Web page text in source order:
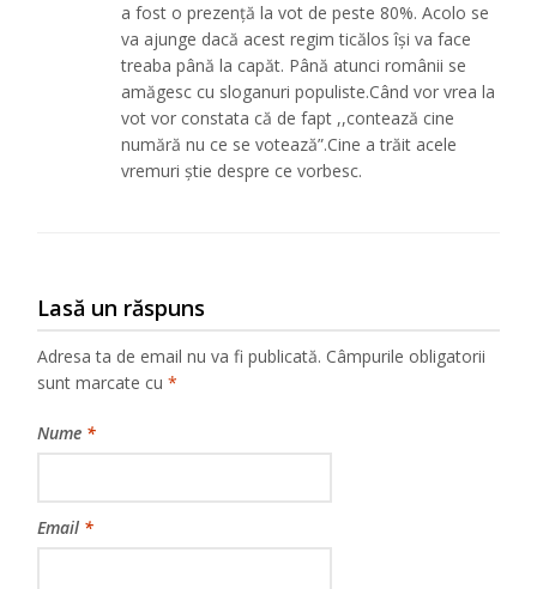
a fost o prezenţă la vot de peste 80%. Acolo se
va ajunge dacă acest regim ticălos îşi va face
treaba până la capăt. Până atunci românii se
amăgesc cu sloganuri populiste.Când vor vrea la
vot vor constata că de fapt ,,contează cine
numără nu ce se votează”.Cine a trăit acele
vremuri ştie despre ce vorbesc.
Lasă un răspuns
Adresa ta de email nu va fi publicată. Câmpurile obligatorii
sunt marcate cu*
Nume *
Email *